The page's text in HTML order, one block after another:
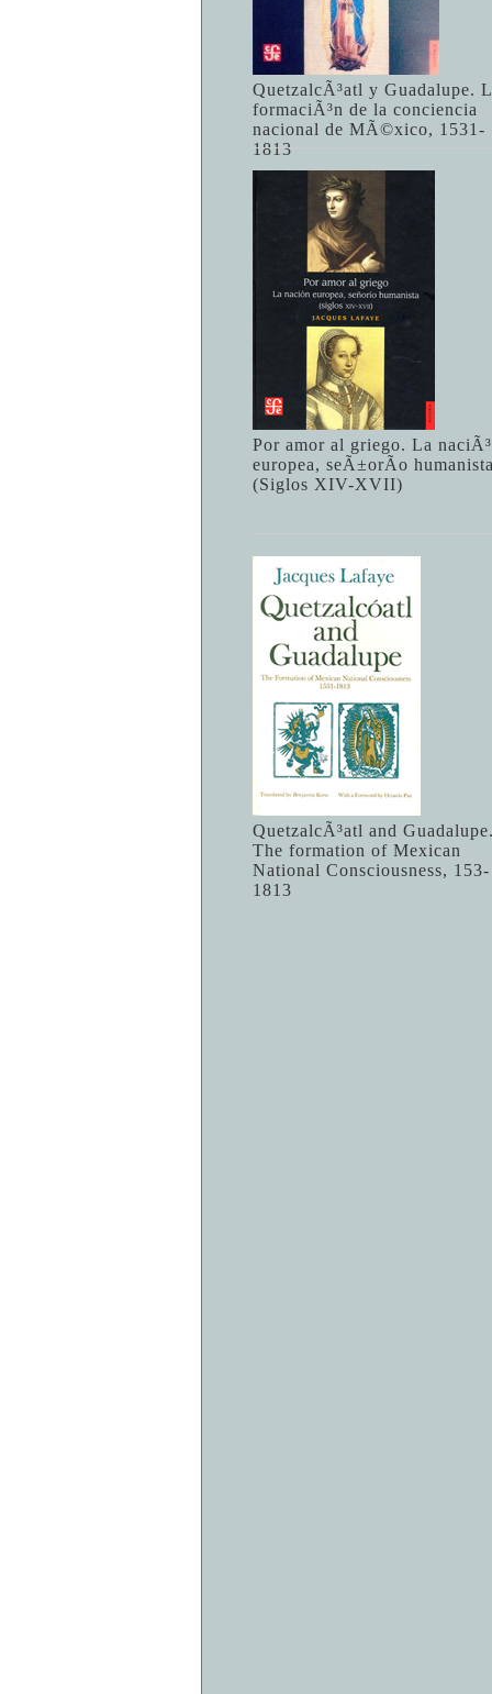
QuetzalcÃ³atl y Guadalupe.
formaciÃ³n de la conciencia
nacional de MÃ©xico, 1531-
1813
Por amor al griego. La
europea, seÃ±orÃ­o
(Siglos XIV-XVII)
QuetzalcÃ³atl and
The formation of Mexican
National Consciousness, 153-
1813